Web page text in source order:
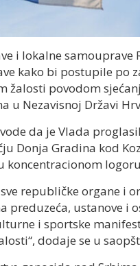
i lokalne
kako bi postupile po
žalosti povodom
u Nezavisnoj Državi
da je Vlada
Donja Gradina kod
koncentracionom logoru
republičke organe i
preduzeća, ustanove i
i sportske
dodaje se u